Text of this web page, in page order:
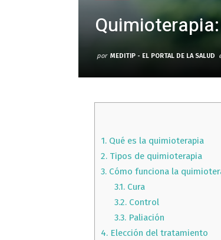
por MEDITIP - EL PORTAL DE LA SALUD
1. Qué es la quimioterapia
2. Tipos de quimioterapia
3. Cómo funciona la
3.1. Cura
3.2. Control
3.3. Paliación
4. Elección del tratamiento